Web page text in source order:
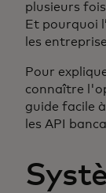
plusieurs
Et pourquoi
les
Pour
connaître
guide facile
les API